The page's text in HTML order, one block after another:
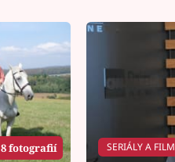
8 fotografií SERIÁLY A